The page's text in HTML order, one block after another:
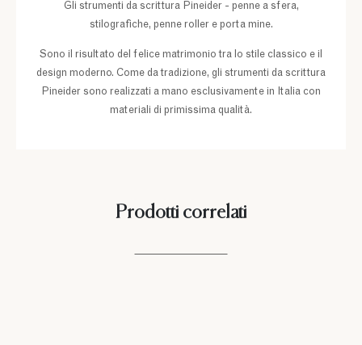
Gli strumenti da scrittura Pineider - penne a sfera,
stilografiche, penne roller e porta mine.
Sono il risultato del felice matrimonio tra lo stile classico e il
design moderno. Come da tradizione, gli strumenti da scrittura
Pineider sono realizzati a mano esclusivamente in Italia con
materiali di primissima qualità.
Prodotti correlati